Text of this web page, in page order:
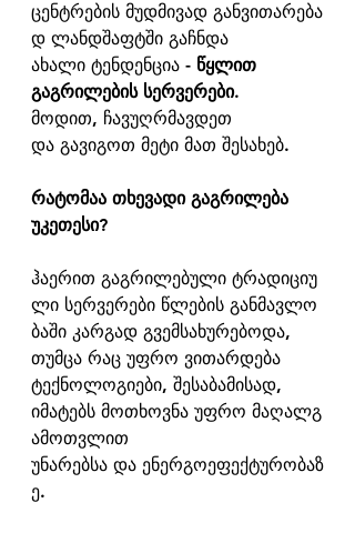
ცენტრების მუდმივად განვითარება
დ ლანდშაფტში გაჩნდა
ახალი ტენდენცია - წყლით
გაგრილების სერვერები.
მოდით, ჩავუღრმავდეთ
და გავიგოთ მეტი მათ შესახებ.
რატომაა თხევადი გაგრილება
უკეთესი?
ჰაერით გაგრილებული ტრადიციუ
ლი სერვერები წლების განმავლო
ბაში კარგად გვემსახურებოდა,
თუმცა რაც უფრო ვითარდება
ტექნოლოგიები, შესაბამისად,
იმატებს მოთხოვნა უფრო მაღალგ
ამოთვლით
უნარებსა და ენერგოეფექტურობაზ
ე.